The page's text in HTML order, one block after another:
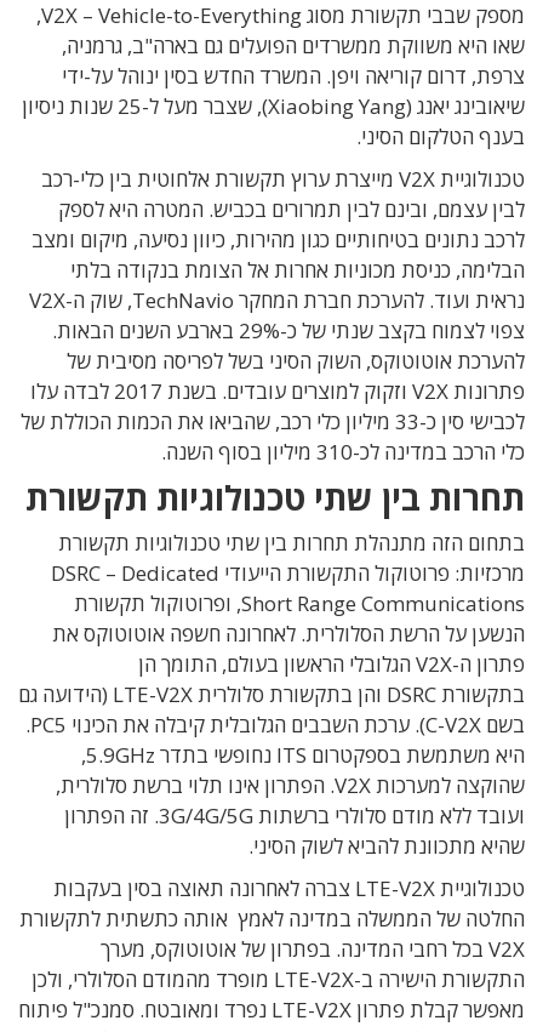
מספק שבבי תקשורת מסוג V2X – Vehicle-to-Everything,
שאו היא משווקת ממשרדים הפועלים גם בארה"ב, גרמניה,
צרפת, דרום קוריאה ויפן. המשרד החדש בסין ינוהל על-ידי
שיאובינג יאנג (Xiaobing Yang), שצבר מעל ל-25 שנות ניסיון
בענף הטלקום הסיני.
טכנולוגיית V2X מייצרת ערוץ תקשורת אלחוטית בין כלי-רכב
לבין עצמם, ובינם לבין תמרורים בכביש. המטרה היא לספק
לרכב נתונים בטיחותיים כגון מהירות, כיוון נסיעה, מיקום ומצב
הבלימה, כניסת מכוניות אחרות אל הצומת בנקודה בלתי
נראית ועוד. להערכת חברת המחקר TechNavio, שוק ה-V2X
צפוי לצמוח בקצב שנתי של כ-29% בארבע השנים הבאות.
להערכת אוטוטוקס, השוק הסיני בשל לפריסה מסיבית של
פתרונות V2X וזקוק למוצרים עובדים. בשנת 2017 לבדה עלו
לכבישי סין כ-33 מיליון כלי רכב, שהביאו את הכמות הכוללת של
כלי הרכב במדינה לכ-310 מיליון בסוף השנה.
תחרות בין שתי טכנולוגיות תקשורת
בתחום הזה מתנהלת תחרות בין שתי טכנולוגיות תקשורת
מרכזיות: פרוטוקול התקשורת הייעודי DSRC – Dedicated
Short Range Communications, ופרוטוקול תקשורת
הנשען על הרשת הסלולרית. לאחרונה חשפה אוטוטוקס את
פתרון ה-V2X הגלובלי הראשון בעולם, התומך הן
בתקשורת DSRC והן בתקשורת סלולרית LTE-V2X (הידועה גם
בשם C-V2X). ערכת השבבים הגלובלית קיבלה את הכינוי PC5.
היא משתמשת בספקטרום ITS נחופשי בתדר 5.9GHz,
שהוקצה למערכות V2X. הפתרון אינו תלוי ברשת סלולרית,
ועובד ללא מודם סלולרי ברשתות 3G/4G/5G. זה הפתרון
שהיא מתכוונת להביא לשוק הסיני.
טכנולוגיית LTE-V2X צברה לאחרונה תאוצה בסין בעקבות
החלטה של הממשלה במדינה לאמץ אותה כתשתית לתקשורת
V2X בכל רחבי המדינה. בפתרון של אוטוטוקס, מערך
התקשורת הישירה ב-LTE-V2X מופרד מהמודם הסלולרי, ולכן
מאפשר קבלת פתרון LTE-V2X נפרד ומאובטח. סמנכ"ל פיתוח